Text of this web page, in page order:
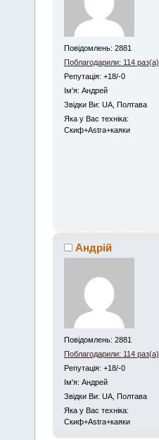
Повідомлень: 2881
Поблагодарили: 114 раз(а)
Репутація: +18/-0
Iм'я: Андрей
Звідки Ви: UA, Полтава
Яка у Вас техніка:
Скиф+Astra+каяки
Андрій
Повідомлень: 2881
Поблагодарили: 114 раз(а)
Репутація: +18/-0
Iм'я: Андрей
Звідки Ви: UA, Полтава
Яка у Вас техніка:
Скиф+Astra+каяки